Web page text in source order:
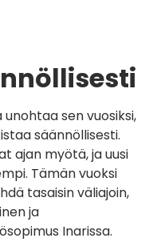
sen vuosiksi,
säännöllisesti.
ajan myötä, ja uusi
Tämän vuoksi
tasaisin väliajoin,
ja
Inarissa.